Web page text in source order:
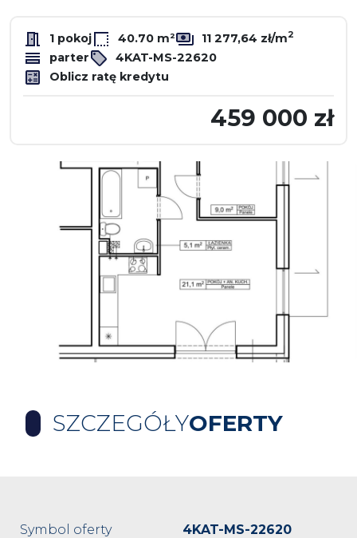
1 pokoj 40.70 m² 11 277,64 zł/m2
parter
4KAT-MS-22620
Oblicz ratę kredytu
459 000 zł
SZCZEGÓŁYOFERTY
Symbol oferty
4KAT-MS-22620